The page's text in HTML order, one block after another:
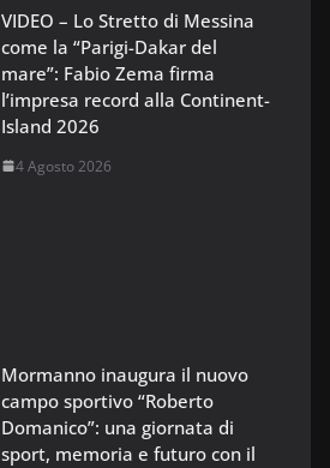
VIDEO – Lo Stretto di Messina
come la “Parigi-Dakar del
mare”: Fabio Zema firma
l’impresa record alla Continent-
Island 2026
4 Agosto 2026
Mormanno inaugura il nuovo
campo sportivo “Roberto
Domanico”: una giornata di
sport, memoria e futuro con il